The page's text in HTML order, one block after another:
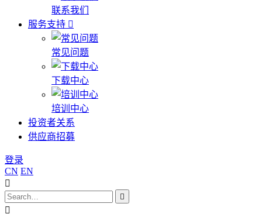
联系我们
服务支持
常见问题
下载中心
培训中心
投资者关系
供应商招募
登录
CN EN